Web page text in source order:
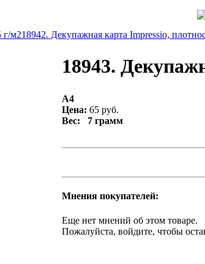
г/м218942. Декупажная карта Impressio,
18943.
A4
Цена: 65 руб.
Вес: 7 грамм
Мнения покупателей:
Еще нет мнений об этом товаре.
Пожалуйста, войдите, чтобы